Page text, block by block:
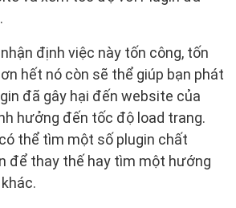
định việc này tốn công, tốn
hết nó còn sẽ thể giúp bạn phát
đã gây hại đến website của
hưởng đến tốc độ load trang.
thể tìm một số plugin chất
để thay thế hay tìm một hướng